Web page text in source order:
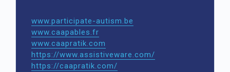
www.participate-autism.be
www.caapables.fr
www.caapratik.com
https://www.assistiveware.com/
https://caapratik.com/